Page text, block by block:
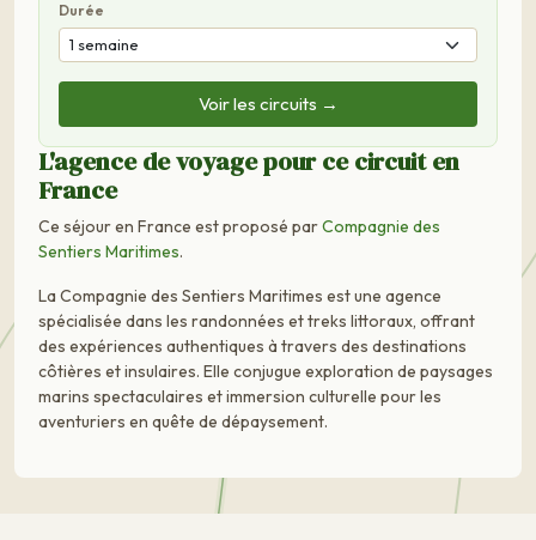
Durée
Voir les circuits →
L'agence de voyage pour ce circuit en
France
Ce séjour en France est proposé parCompagnie des
Sentiers Maritimes.
La Compagnie des Sentiers Maritimes est une agence
spécialisée dans les randonnées et treks littoraux, offrant
des expériences authentiques à travers des destinations
côtières et insulaires. Elle conjugue exploration de paysages
marins spectaculaires et immersion culturelle pour les
aventuriers en quête de dépaysement.